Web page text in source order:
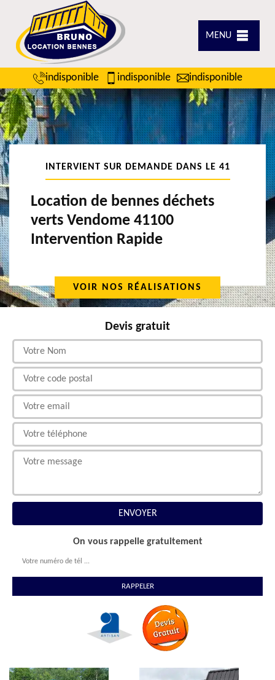
MENU
indisponible indisponible indisponible
INTERVIENT SUR DEMANDE DANS LE 41
Location de bennes déchets
verts Vendome 41100
Intervention Rapide
VOIR NOS RÉALISATIONS
Devis gratuit
On vous rappelle gratuitement